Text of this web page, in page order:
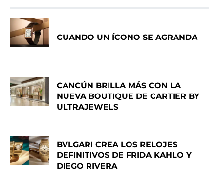
CUANDO UN ÍCONO SE AGRANDA
CANCÚN BRILLA MÁS CON LA
NUEVA BOUTIQUE DE CARTIER BY
ULTRAJEWELS
BVLGARI CREA LOS RELOJES
DEFINITIVOS DE FRIDA KAHLO Y
DIEGO RIVERA